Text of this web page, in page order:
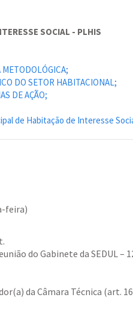
SOCIAL - PLHIS
DO SETOR HABITACIONAL;
DE AÇÃO;
de Habitação de Interesse
feira)
do Gabinete da SEDUL –
da Câmara Técnica (art.